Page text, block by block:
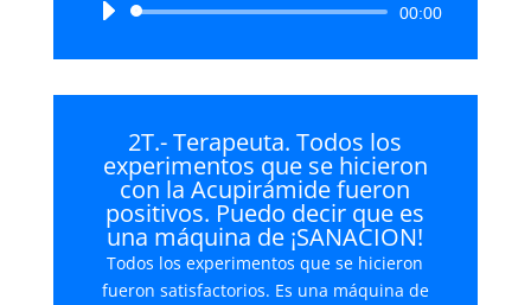
Reproductor
audio
00:00
2T.- Terapeuta. Todos los
experimentos que se hicieron
con la Acupirámide fueron
positivos. Puedo decir que es
una máquina de ¡SANACION!
Todos los experimentos que se hicieron
fueron satisfactorios. Es una máquina de